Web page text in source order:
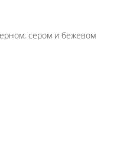
сером и бежевом